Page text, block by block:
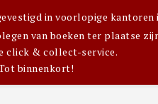
in voorlopige kantoren
van boeken ter plaatse
click & collect-service.
binnenkort!